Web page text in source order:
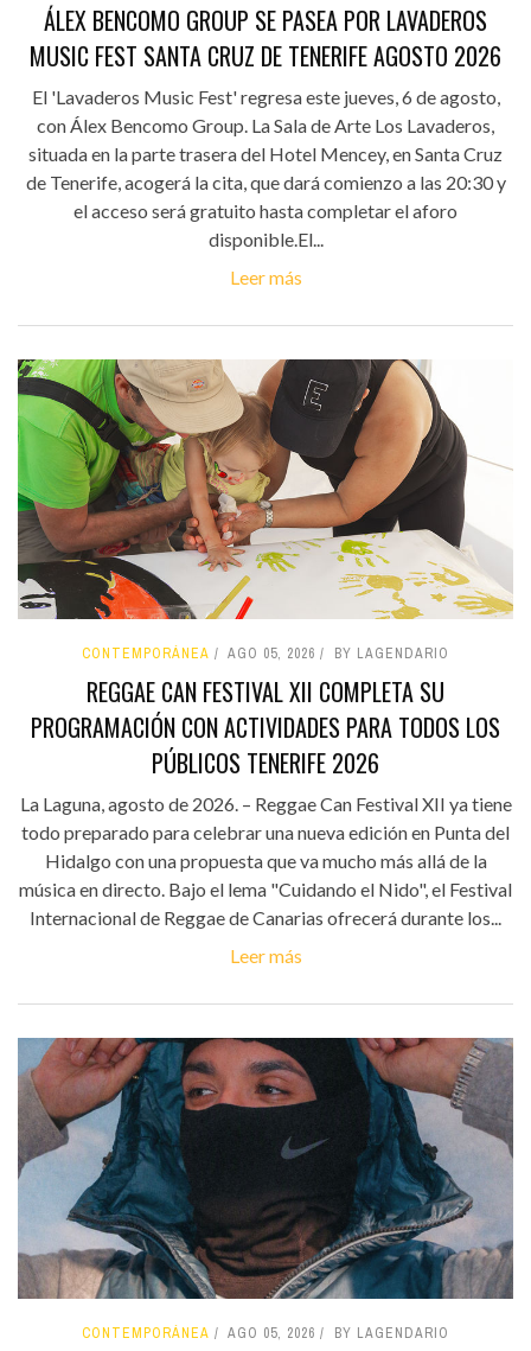
ÁLEX BENCOMO GROUP SE PASEA POR LAVADEROS
MUSIC FEST SANTA CRUZ DE TENERIFE AGOSTO 2026
El 'Lavaderos Music Fest' regresa este jueves, 6 de agosto,
con Álex Bencomo Group. La Sala de Arte Los Lavaderos,
situada en la parte trasera del Hotel Mencey, en Santa Cruz
de Tenerife, acogerá la cita, que dará comienzo a las 20:30 y
el acceso será gratuito hasta completar el aforo
disponible.El...
Leer más
CONTEMPORÁNEA AGO 05, 2026 BY LAGENDARIO
REGGAE CAN FESTIVAL XII COMPLETA SU
PROGRAMACIÓN CON ACTIVIDADES PARA TODOS LOS
PÚBLICOS TENERIFE 2026
La Laguna, agosto de 2026. – Reggae Can Festival XII ya tiene
todo preparado para celebrar una nueva edición en Punta del
Hidalgo con una propuesta que va mucho más allá de la
música en directo. Bajo el lema "Cuidando el Nido", el Festival
Internacional de Reggae de Canarias ofrecerá durante los...
Leer más
CONTEMPORÁNEA AGO 05, 2026 BY LAGENDARIO